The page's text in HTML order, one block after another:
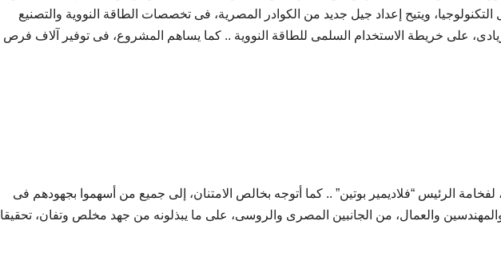
ويتيح إعداد جيل جديد من الكوادر المصرية، فى تخصصات الطاقة النووية والتصنيع
على خريطة الاستخدام السلمى للطاقة النووية .. كما يساهم المشروع، فى توفير آلاف فرص
لفخامة الرئيس “فلاديمير بوتين” .. كما أتوجه بخالص الامتنان، إلى جميع من أسهموا بجهودهم فى
والعمال، من الجانبين المصرى والروسى، على ما يبذلونه من جهد مخلص وتفان، تحقيقا